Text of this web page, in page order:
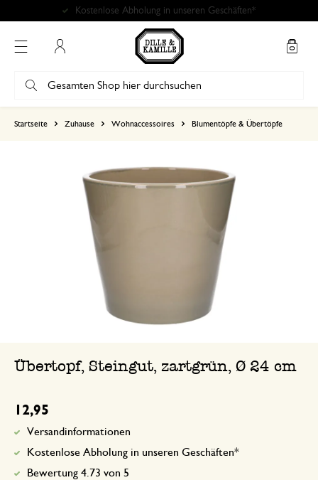
Startseite Zuhause Wohnaccessoires Blumentöpfe & Übertöpfe
Übertopf, Steingut, zartgrün, Ø 24 cm
12,95
Versandinformationen
Kostenlose Abholung in unseren Geschäften*
Bewertung 4.73 von 5
3
Wunderschön und passt
30. Dezember 2025